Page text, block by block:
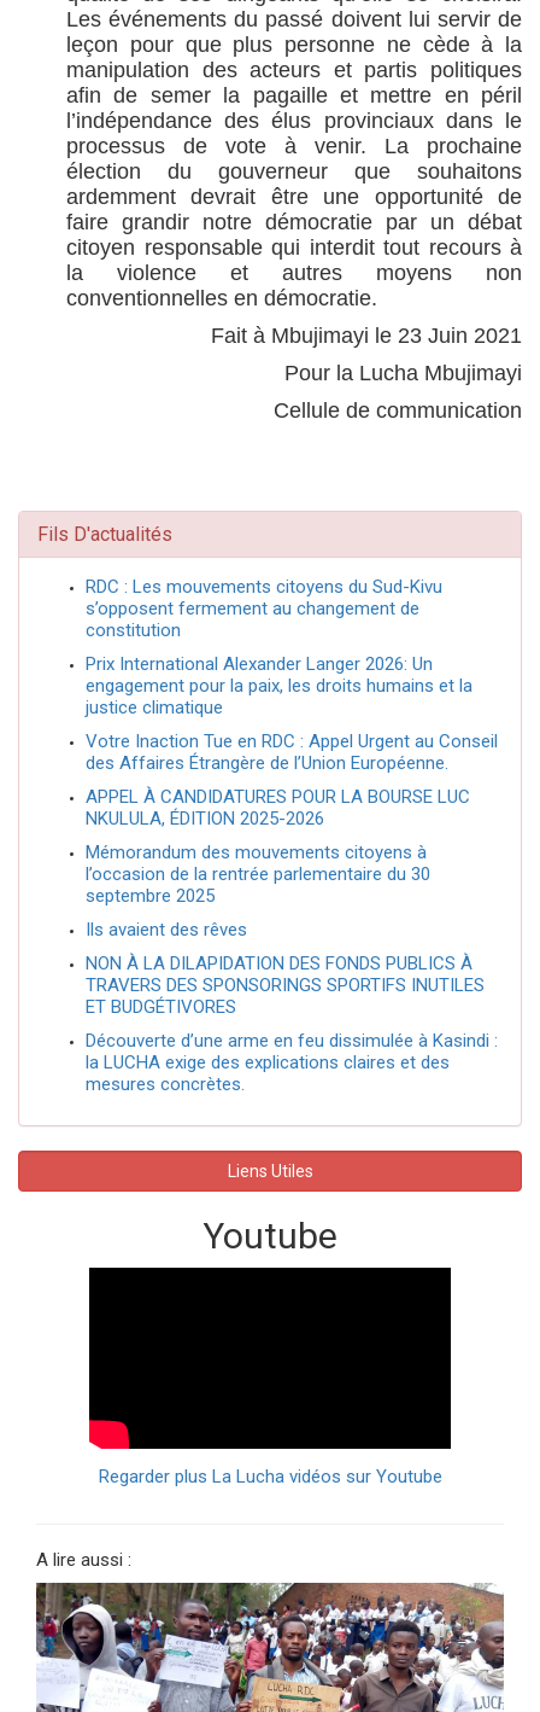
Les événements du passé doivent lui servir de
leçon pour que plus personne ne cède à la
manipulation des acteurs et partis politiques
afin de semer la pagaille et mettre en péril
l’indépendance des élus provinciaux dans le
processus de vote à venir. La prochaine
élection du gouverneur que souhaitons
ardemment devrait être une opportunité de
faire grandir notre démocratie par un débat
citoyen responsable qui interdit tout recours à
la violence et autres moyens non
conventionnelles en démocratie.
Fait à Mbujimayi le 23 Juin 2021
Pour la Lucha Mbujimayi
Cellule de communication
Fils D'actualités
RDC : Les mouvements citoyens du Sud-Kivu
s’opposent fermement au changement de
constitution
Prix International Alexander Langer 2026: Un
engagement pour la paix, les droits humains et la
justice climatique
Votre Inaction Tue en RDC : Appel Urgent au Conseil
des Affaires Étrangère de l’Union Européenne.
APPEL À CANDIDATURES POUR LA BOURSE LUC
NKULULA, ÉDITION 2025-2026
Mémorandum des mouvements citoyens à
l’occasion de la rentrée parlementaire du 30
septembre 2025
Ils avaient des rêves
NON À LA DILAPIDATION DES FONDS PUBLICS À
TRAVERS DES SPONSORINGS SPORTIFS INUTILES
ET BUDGÉTIVORES
Découverte d’une arme en feu dissimulée à Kasindi :
la LUCHA exige des explications claires et des
mesures concrètes.
Liens Utiles
Youtube
Regarder plus La Lucha vidéos sur Youtube
A lire aussi :